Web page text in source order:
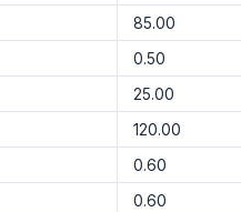
85.00
0.50
25.00
120.00
0.60
0.60